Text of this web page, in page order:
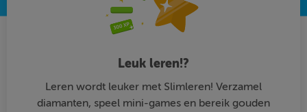
Leuk leren!?
Leren wordt leuker met Slimleren! Verzamel
diamanten, speel mini-games en bereik gouden